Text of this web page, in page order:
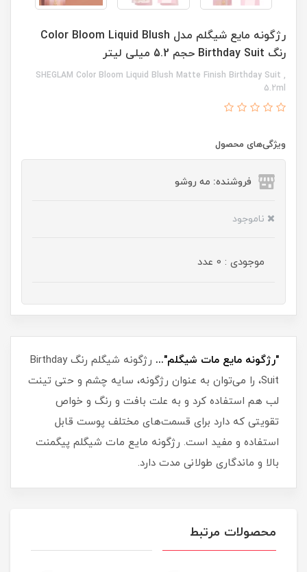
رژگونه مایع شیگلم مدل Color Bloom Liquid Blush
رنگ Birthday Suit حجم 5.2 میلی لیتر
SHEGLAM Color Bloom Liquid Blush Matte Finish Birthday Suit ,
5.2ml
ویژگی‌های محصول
فروشنده: مه رو‌شو
ناموجود
موجودی : 0 عدد
"رژگونه مایع مات شیگلم"...
رژگونه شیگلم رنگ Birthday
Suit، را می‌توان به عنوان رژگونه، سایه چشم و حتی تینت
لب هم استفاده کرد و به علت بافت و رنگ و خواص
تقویتی که دارد برای قسمت‌های مختلف پوست قابل
استفاده و مفید است. رژگونه مایع مات شیگلم پیگمنت
بالا و ماندگاری طولانی مدت دارد.
محصولات مرتبط